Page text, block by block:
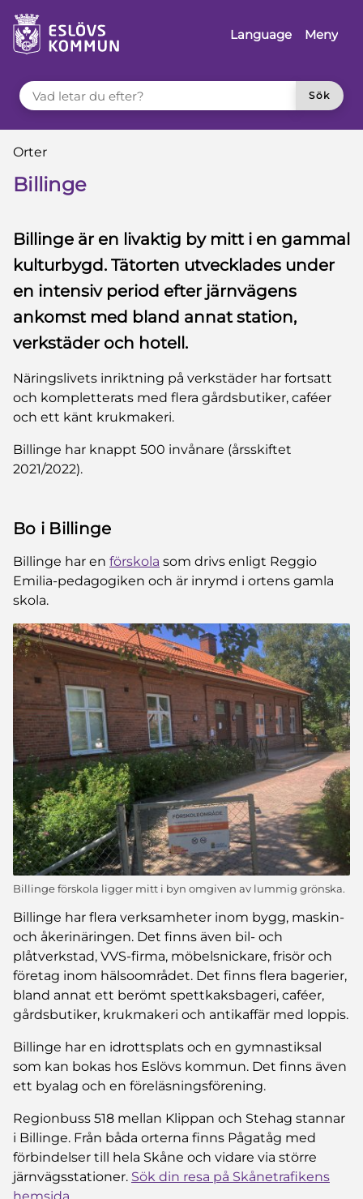
till innehåll
till sidomeny
Language
Meny
VAD LETAR DU EFTER?
Sök
Du är här:
Orter
Billinge
Billinge är en livaktig by mitt i en gammal
kulturbygd. Tätorten utvecklades under
en intensiv period efter järnvägens
ankomst med bland annat station,
verkstäder och hotell.
Näringslivets inriktning på verkstäder har fortsatt
och kompletterats med flera gårdsbutiker, caféer
och ett känt krukmakeri.
Billinge har knappt 500 invånare (årsskiftet
2021/2022).
Bo i Billinge
Billinge har en förskola som drivs enligt Reggio
Emilia-pedagogiken och är inrymd i ortens gamla
skola.
Billinge förskola ligger mitt i byn omgiven av lummig grönska.
Billinge har flera verksamheter inom bygg, maskin-
och åkerinäringen. Det finns även bil- och
plåtverkstad, VVS-firma, möbelsnickare, frisör och
företag inom hälsoområdet. Det finns flera bagerier,
bland annat ett berömt spettkaksbageri, caféer,
gårdsbutiker, krukmakeri och antikaffär med loppis.
Billinge har en idrottsplats och en gymnastiksal
som kan bokas hos Eslövs kommun. Det finns även
ett byalag och en föreläsningsförening.
Regionbuss 518 mellan Klippan och Stehag stannar
i Billinge. Från båda orterna finns Pågatåg med
förbindelser till hela Skåne och vidare via större
järnvägsstationer. Sök din resa på Skånetrafikens